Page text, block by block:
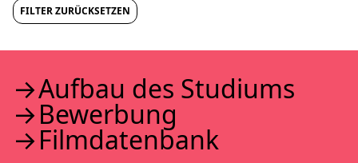
2010
2009
2006
2005
2004
2003
2002
FILTER ZURÜCKSETZEN
Auf­bau des Stu­di­ums
Bewer­bung
Film­da­ten­bank